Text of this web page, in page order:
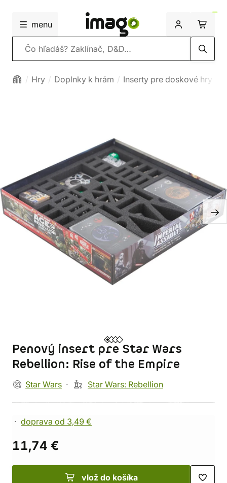
menu
Vyhľadávanie
Hry Doplnky k hrám Inserty pre doskové hry
Penový insert pre Star Wars
Rebellion: Rise of the Empire
Star Wars Star Wars: Rebellion
doprava od 3,49 €
11,74 €
vlož do košíka